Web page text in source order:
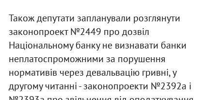
Також депутати запланували розглянути
законопроект №2449 про дозвіл
Національному банку не визнавати банки
неплатоспроможними за порушення
нормативів через девальвацію гривні, у
другому читанні - законопроекти №2392а і